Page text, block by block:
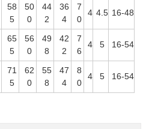
58
5
50
0
44
2
36
4
7
0
4 4.5 16-48
65
5
56
0
49
8
42
2
7
6
4 5 16-54
71
5
62
0
55
8
47
4
8
0
4 5 16-54